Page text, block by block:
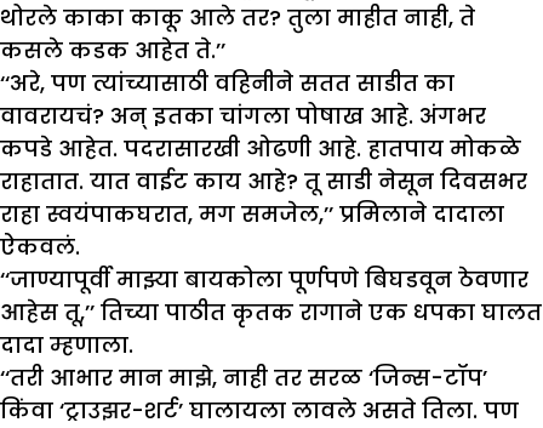
थोरले काका काकू आले तर? तुला माहीत नाही, ते
कसले कडक आहेत ते.’’
‘‘अरे, पण त्यांच्यासाठी वहिनीने सतत साडीत का
वावरायचं? अन् इतका चांगला पोषाख आहे. अंगभर
कपडे आहेत. पदरासारखी ओढणी आहे. हातपाय मोकळे
राहातात. यात वाईट काय आहे? तू साडी नेसून दिवसभर
राहा स्वयंपाकघरात, मग समजेल,’’ प्रमिलाने दादाला
ऐकवलं.
‘‘जाण्यापूर्वी माझ्या बायकोला पूर्णपणे बिघडवून ठेवणार
आहेस तू,’’ तिच्या पाठीत कृतक रागाने एक धपका घालत
दादा म्हणाला.
‘‘तरी आभार मान माझे, नाही तर सरळ ‘जिन्स-टॉप’
किंवा ‘ट्राउझर-शर्ट’ घालायला लावले असते तिला. पण